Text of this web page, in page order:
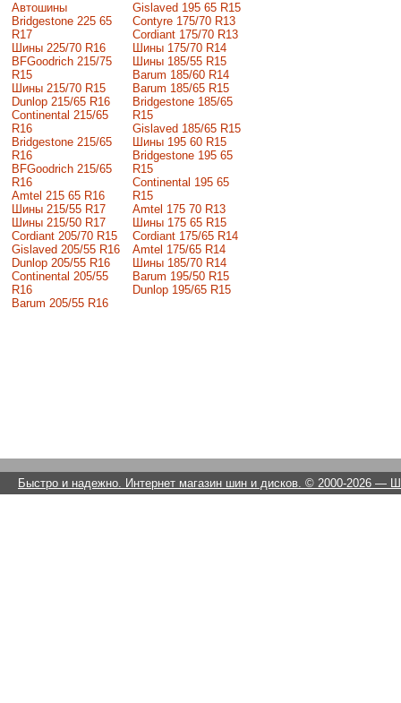
Автошины
Bridgestone 225 65
R17
Шины 225/70 R16
BFGoodrich 215/75
R15
Шины 215/70 R15
Dunlop 215/65 R16
Continental 215/65
R16
Bridgestone 215/65
R16
BFGoodrich 215/65
R16
Amtel 215 65 R16
Шины 215/55 R17
Шины 215/50 R17
Сordiant 205/70 R15
Gislaved 205/55 R16
Dunlop 205/55 R16
Continental 205/55
R16
Barum 205/55 R16
Gislaved 195 65 R15
Contyre 175/70 R13
Cordiant 175/70 R13
Шины 175/70 R14
Шины 185/55 R15
Barum 185/60 R14
Barum 185/65 R15
Bridgestone 185/65
R15
Gislaved 185/65 R15
Шины 195 60 R15
Bridgestone 195 65
R15
Continental 195 65
R15
Amtel 175 70 R13
Шины 175 65 R15
Cordiant 175/65 R14
Amtel 175/65 R14
Шины 185/70 R14
Barum 195/50 R15
Dunlop 195/65 R15
Быстро и надежно. Интернет магазин шин и дисков. © 2000-2026 —